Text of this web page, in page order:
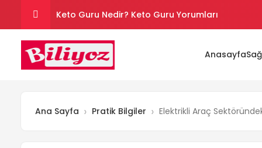
Keto Guru Nedir? Keto Guru Yorumları
Karındaki Selülitler Nasıl Gider? Göbek Selüliti
Loreal Paris Hydra Genius Kullanıcı Yorumları
Anasayfa
Ana Sayfa Pratik Bilgiler Elektrikli Araç